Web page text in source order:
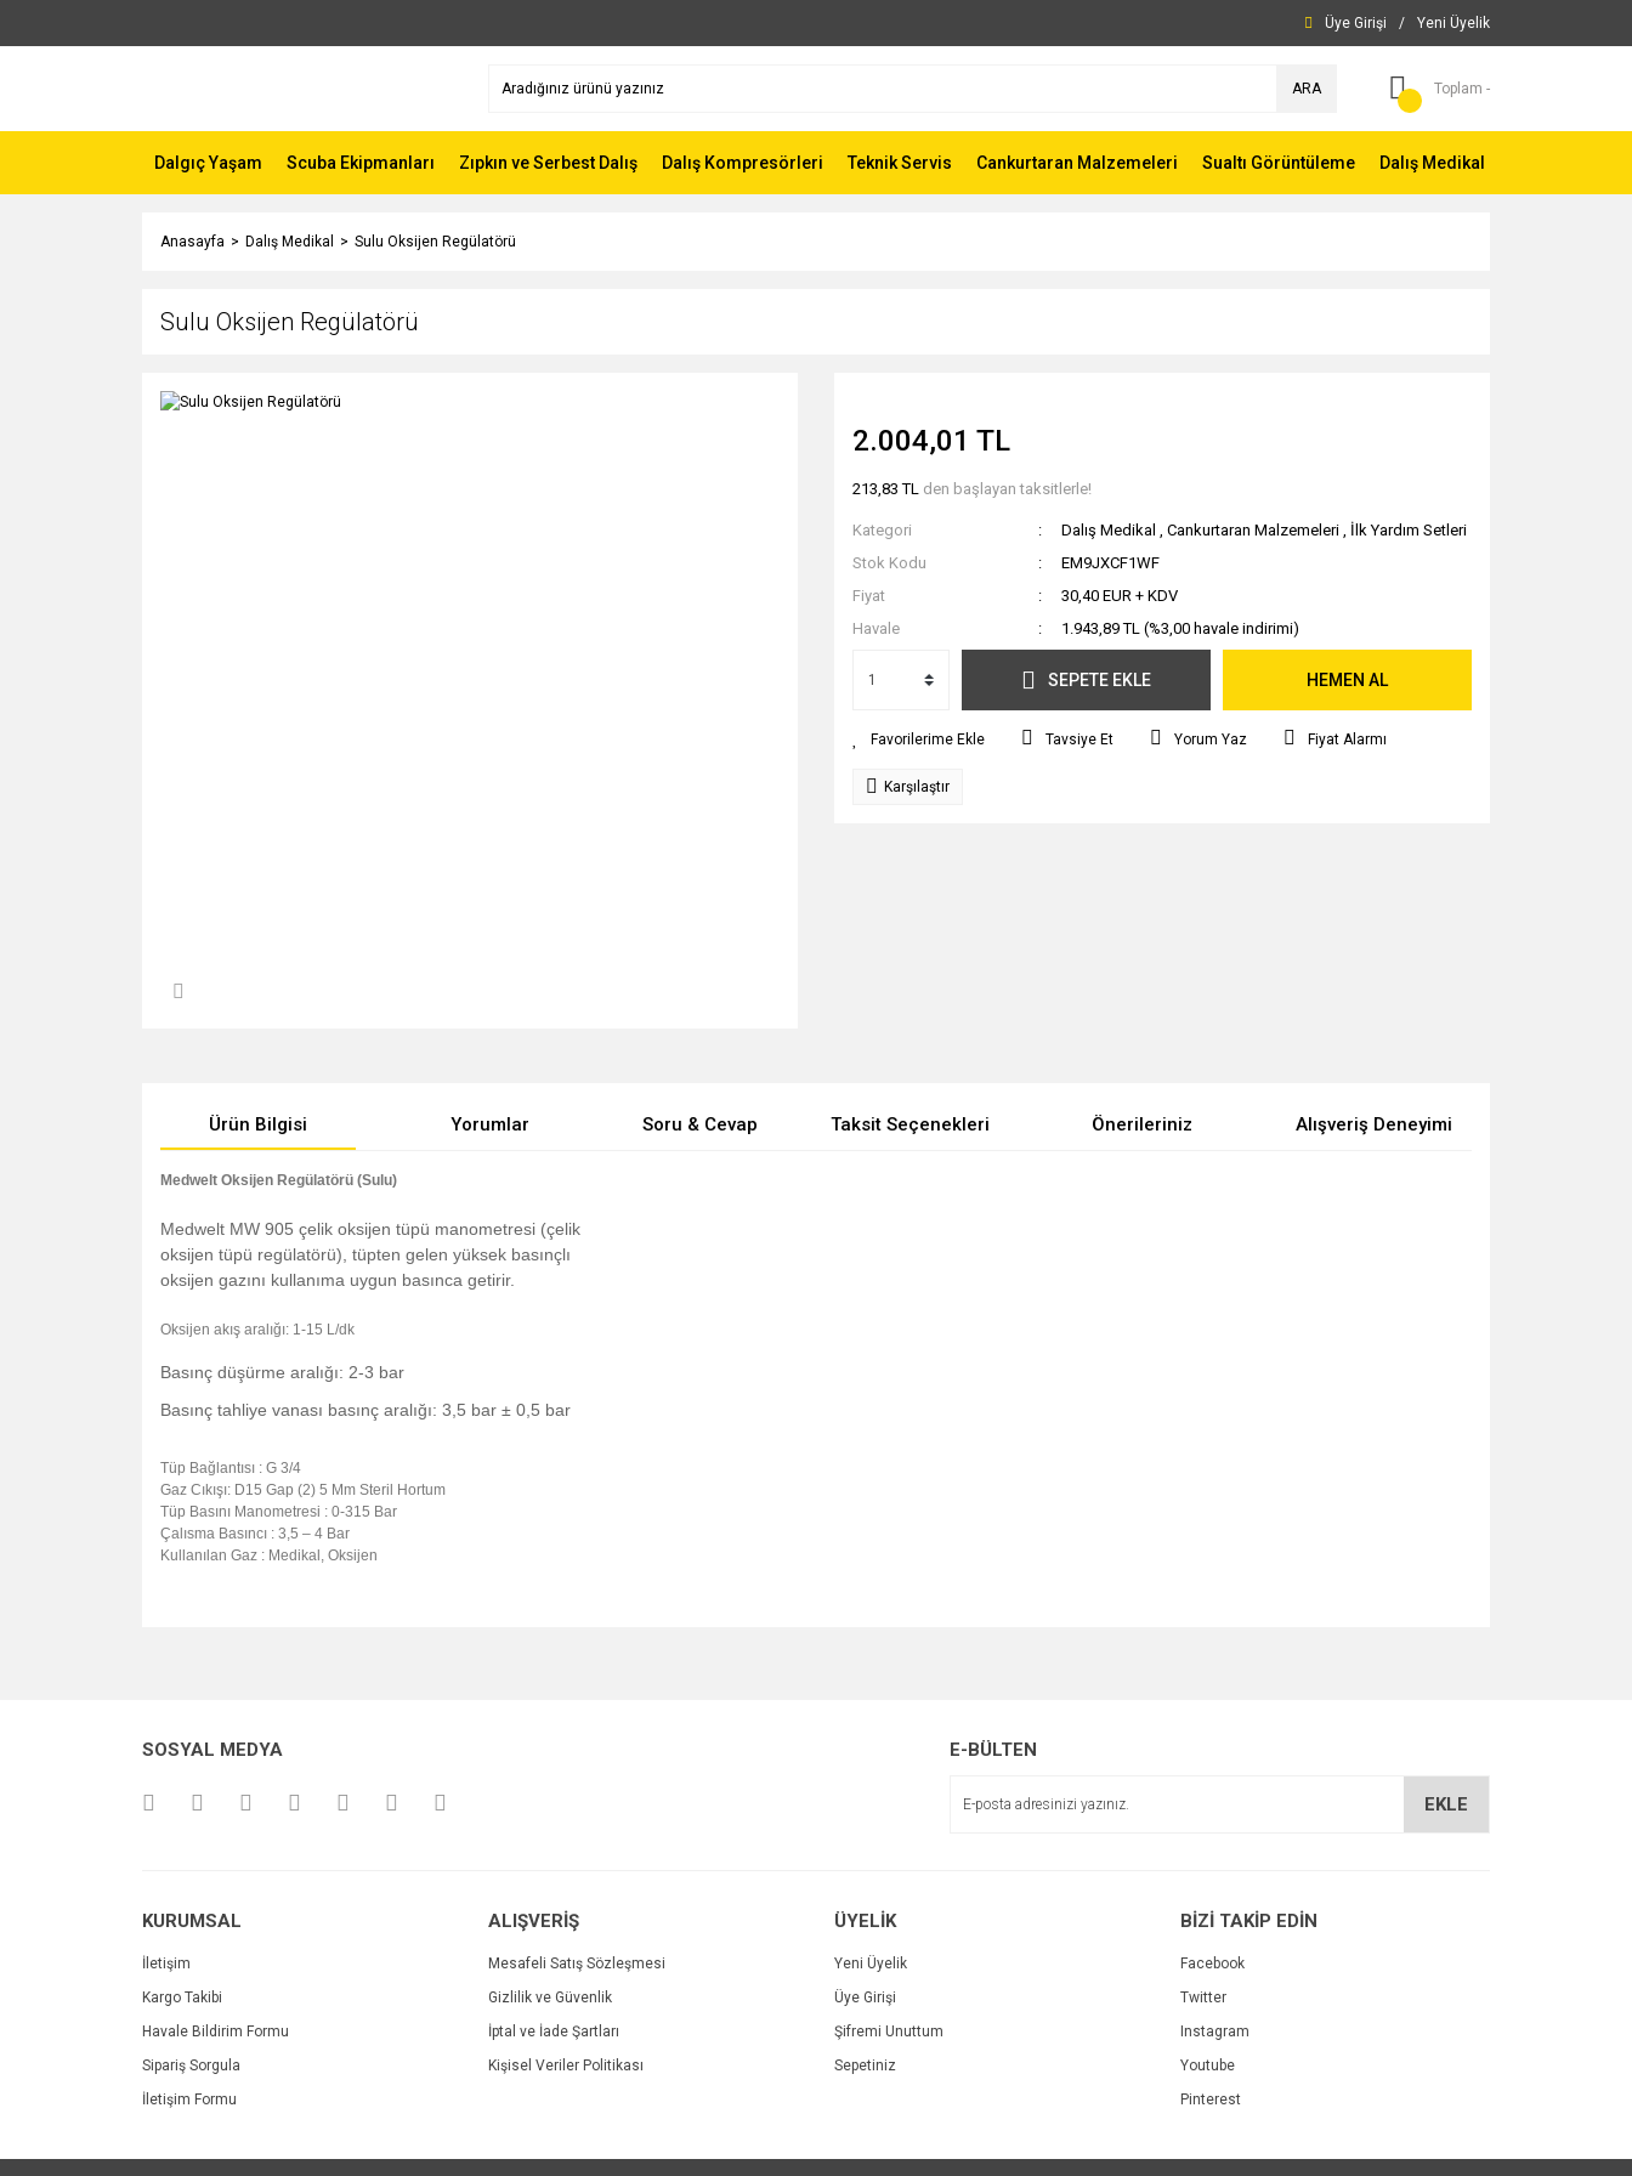
Üye Girişi / Yeni Üyelik
ARA Toplam -
Dalgıç Yaşam Scuba Ekipmanları Zıpkın ve Serbest Dalış Dalış Kompresörleri Teknik Servis Cankurtaran Malzemeleri Sualtı Görüntüleme Dalış Medikal
Anasayfa Dalış Medikal Sulu Oksijen Regülatörü
Sulu Oksijen Regülatörü
2.004,01 TL
213,83 TL den başlayan taksitlerle!
Kategori Dalış Medikal , Cankurtaran Malzemeleri , İlk Yardım Setleri
Stok Kodu
EM9JXCF1WF
Fiyat
30,40 EUR + KDV
Havale
1.943,89 TL (%3,00 havale indirimi)
SEPETE EKLE HEMEN AL
Tavsiye Et Yorum Yaz Fiyat Alarmı
Karşılaştır
Ürün Bilgisi Yorumlar Soru & Cevap Taksit Seçenekleri Önerileriniz Alışveriş Deneyimi
Medwelt Oksijen Regülatörü (Sulu)
Medwelt MW 905 çelik oksijen tüpü manometresi (çelik
oksijen tüpü regülatörü), tüpten gelen yüksek basınçlı
oksijen gazını kullanıma uygun basınca getirir.
Oksijen akış aralığı: 1-15 L/dk
Basınç düşürme aralığı: 2-3 bar
Basınç tahliye vanası basınç aralığı: 3,5 bar ± 0,5 bar
Tüp Bağlantısı : G 3/4
Gaz Cıkışı: D15 Gap (2) 5 Mm Steril Hortum
Tüp Basını Manometresi : 0-315 Bar
Çalısma Basıncı : 3,5 – 4 Bar
Kullanılan Gaz : Medikal, Oksijen
Ürün açıklamasında eksik bilgiler bulunuyor.
SOSYAL MEDYA E-BÜLTEN
EKLE
KURUMSAL
İletişim
Kargo Takibi
Havale Bildirim Formu
Sipariş Sorgula
İletişim Formu
ALIŞVERİŞ
Mesafeli Satış Sözleşmesi
Gizlilik ve Güvenlik
İptal ve İade Şartları
Kişisel Veriler Politikası
ÜYELİK
Yeni Üyelik
Üye Girişi
Şifremi Unuttum
Sepetiniz
BİZİ TAKİP EDİN
Facebook
Twitter
Instagram
Youtube
Pinterest